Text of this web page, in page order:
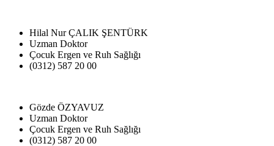
Hilal Nur ÇALIK ŞENTÜRK
Uzman Doktor
Çocuk Ergen ve Ruh Sağlığı
(0312) 587 20 00
Gözde ÖZYAVUZ
Uzman Doktor
Çocuk Ergen ve Ruh Sağlığı
(0312) 587 20 00